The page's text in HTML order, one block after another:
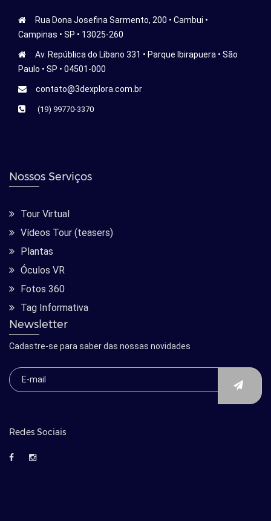
Rua Dona Josefina Sarmento, 200 • Cambui •
Campinas • SP • 13025-260
Av. República do Líbano 331 • Parque Ibirapuera • São
Paulo • SP • 04501-000
contato@3dexplora.com.br
(19) 99770-3370
Nossos Serviços
Tour Virtual
Vídeos Tour (teasers)
Plantas
Óculos VR
Fotos 360
Tag Informativa
Newsletter
Cadastre-se para saber das nossas novidades
Redes Sociais